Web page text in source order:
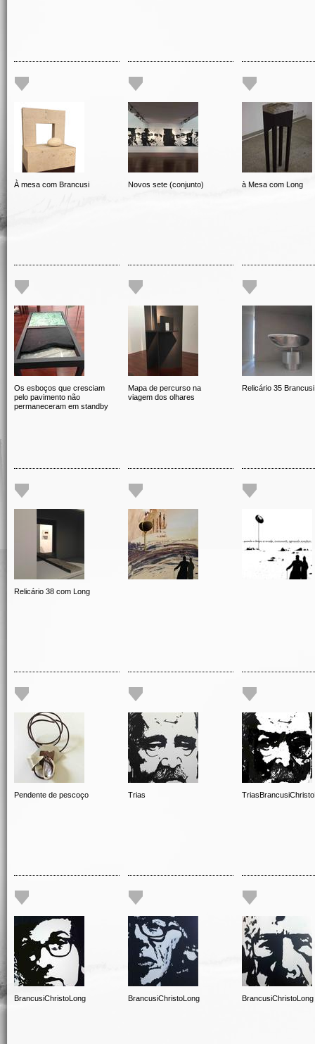
À mesa com Brancusi Novos sete (conjunto) à Mesa com Long
Os esboços que cresciam
pelo pavimento não
permaneceram em standby
Mapa de percurso na
viagem dos olhares
Relicário 35 Brancusi
Relicário 38 com Long
Pendente de pescoço Trias
BrancusiChristoLong BrancusiChristoLong BrancusiChristoLong